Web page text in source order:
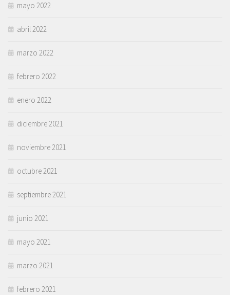
mayo 2022
abril 2022
marzo 2022
febrero 2022
enero 2022
diciembre 2021
noviembre 2021
octubre 2021
septiembre 2021
junio 2021
mayo 2021
marzo 2021
febrero 2021